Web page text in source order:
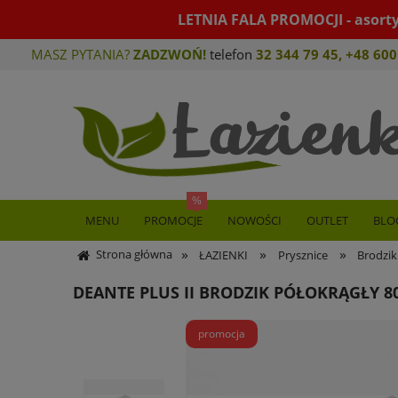
LETNIA FALA PROMOCJI -
MASZ PYTANIA? ZADZWOŃ! telefon 32 344 79 45, +48
MENU PROMOCJE NOWOŚCI OUTLET
Strona główna » ŁAZIENKI » Prysznice »
DEANTE PLUS II BRODZIK PÓŁOKRĄGŁY
promocja